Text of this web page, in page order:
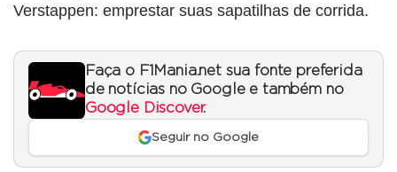
Verstappen: emprestar suas sapatilhas de corrida.
Faça o F1Mania.net sua fonte preferida
de notícias no Google e também no
Google Discover.
Seguir no Google